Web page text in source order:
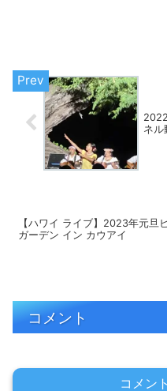
ネル
【ハワイ ライブ】2023年元旦
ガーデン イン カウアイ
コメント
コメン